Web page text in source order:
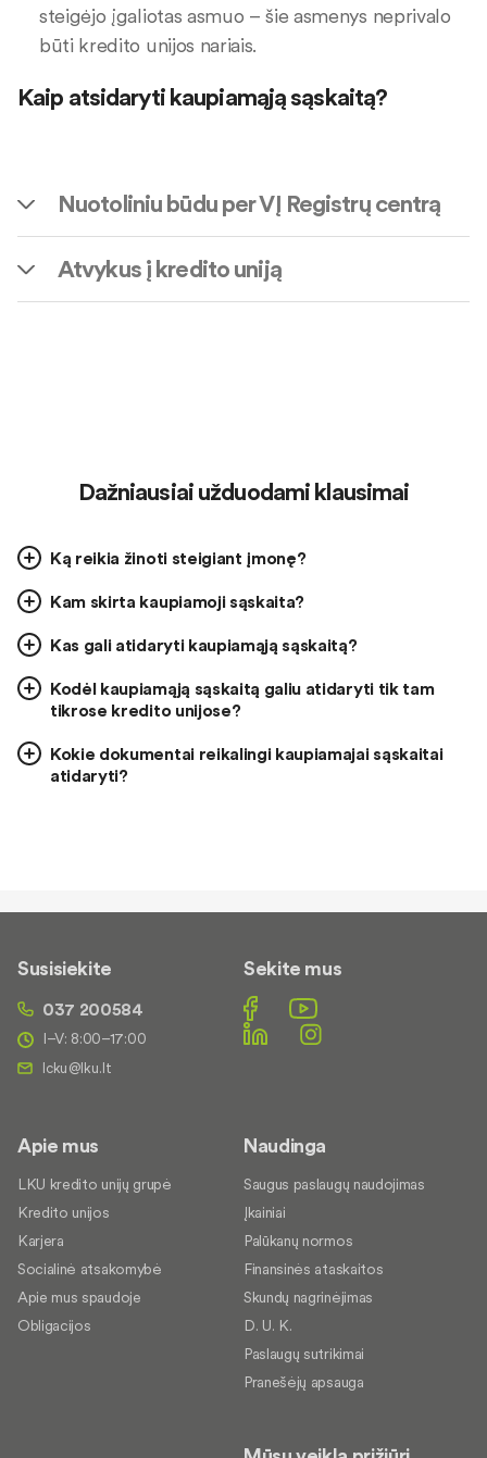
steigėjo įgaliotas asmuo – šie asmenys neprivalo
būti kredito unijos nariais.
Kaip atsidaryti kaupiamąją sąskaitą?
Nuotoliniu būdu per VĮ Registrų centrą
Atvykus į kredito uniją
Dažniausiai užduodami klausimai
Ką reikia žinoti steigiant įmonę?
Kam skirta kaupiamoji sąskaita?
Kas gali atidaryti kaupiamąją sąskaitą?
Kodėl kaupiamąją sąskaitą galiu atidaryti tik tam
tikrose kredito unijose?
Kokie dokumentai reikalingi kaupiamajai sąskaitai
atidaryti?
Susisiekite
037 200584
I–V: 8:00–17:00
Sekite mus
Apie mus
LKU kredito unijų grupė
Kredito unijos
Karjera
Socialinė atsakomybė
Apie mus spaudoje
Obligacijos
Naudinga
Saugus paslaugų naudojimas
Įkainiai
Palūkanų normos
Finansinės ataskaitos
Skundų nagrinėjimas
D. U. K.
Paslaugų sutrikimai
Pranešėjų apsauga